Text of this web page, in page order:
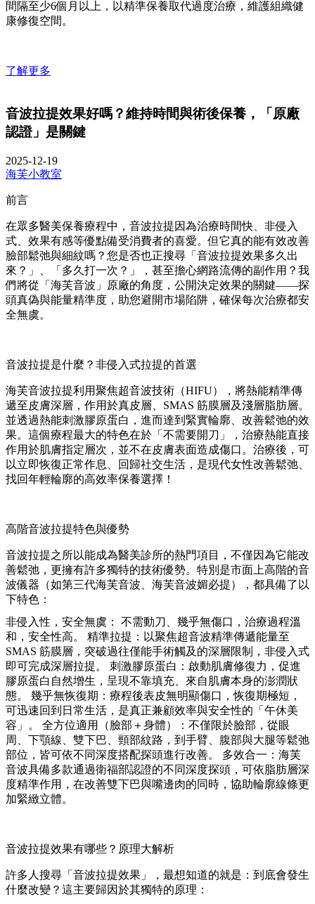
間隔至少6個月以上，以精準保養取代過度治療，維護組織健
康修復空間。
了解更多
音波拉提效果好嗎？維持時間與術後保養，「原廠
認證」是關鍵
2025-12-19
海芙小教室
前言
在眾多醫美保養療程中，音波拉提因為治療時間快、非侵入
式、效果有感等優點備受消費者的喜愛。但它真的能有效改善
臉部鬆弛與細紋嗎？您是否也正搜尋「音波拉提效果多久出
來？」、「多久打一次？」，甚至擔心網路流傳的副作用？我
們將從「海芙音波」原廠的角度，公開決定效果的關鍵——探
頭真偽與能量精準度，助您避開市場陷阱，確保每次治療都安
全無虞。
音波拉提是什麼？非侵入式拉提的首選
海芙音波拉提利用聚焦超音波技術（HIFU），將熱能精準傳
遞至皮膚深層，作用於真皮層、SMAS 筋膜層及淺層脂肪層。
並透過熱能刺激膠原蛋白，進而達到緊實輪廓、改善鬆弛的效
果。這個療程最大的特色在於「不需要開刀」，治療熱能直接
作用於肌膚指定層次，並不在皮膚表面造成傷口。治療後，可
以立即恢復正常作息、回歸社交生活，是現代女性改善鬆弛、
找回年輕輪廓的高效率保養選擇！
高階音波拉提特色與優勢
音波拉提之所以能成為醫美診所的熱門項目，不僅因為它能改
善鬆弛，更擁有許多獨特的技術優勢。特別是市面上高階的音
波儀器（如第三代海芙音波、海芙音波媚必提），都具備了以
下特色：
非侵入性，安全無虞： 不需動刀、幾乎無傷口，治療過程溫
和，安全性高。 精準拉提：以聚焦超音波精準傳遞能量至
SMAS 筋膜層，突破過往僅能手術觸及的深層限制，非侵入式
即可完成深層拉提。 刺激膠原蛋白：啟動肌膚修復力，促進
膠原蛋白自然增生，呈現不靠填充、來自肌膚本身的澎潤狀
態。 幾乎無恢復期：療程後表皮無明顯傷口，恢復期極短，
可迅速回到日常生活，是真正兼顧效率與安全性的「午休美
容」。 全方位適用（臉部＋身體）：不僅限於臉部，從眼
周、下顎線、雙下巴、頸部紋路，到手臂、腹部與大腿等鬆弛
部位，皆可依不同深度搭配探頭進行改善。 多效合一：海芙
音波具備多款通過衛福部認證的不同深度探頭，可依脂肪層深
度精準作用，在改善雙下巴與嘴邊肉的同時，協助輪廓線條更
加緊緻立體。
音波拉提效果有哪些？原理大解析
許多人搜尋「音波拉提效果」，最想知道的就是：到底會發生
什麼改變？這主要歸因於其獨特的原理：